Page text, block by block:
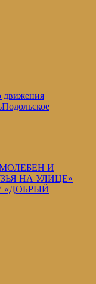
движения
Подольское
И
НА УЛИЦЕ»